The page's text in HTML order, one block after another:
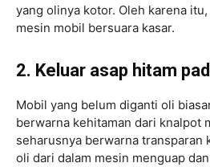
yang olinya kotor. Oleh karena
mesin mobil bersuara kasar.
2. Keluar asap hitam
Mobil yang belum diganti oli
berwarna kehitaman dari knalpot
seharusnya berwarna transparan
oli dari dalam mesin menguap